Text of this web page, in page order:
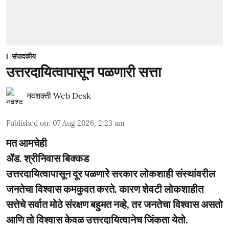
संपादकीय
उत्तरदायित्वापासून पळणारी सत्ता
नवशक्ती Web Desk
Published on: 07 Aug 2026, 2:23 am
मत आमचेही
ॲड. श्रीनिवास बिक्कड
उत्तरदायित्वापासून दूर पळणारे सरकार लोकशाही संस्थांवरील
जनतेचा विश्वास कमकुवत करते. कारण शेवटी लोकशाहीत
सत्तेचे सर्वात मोठे संरक्षण बहुमत नव्हे, तर जनतेचा विश्वास असतो
आणि तो विश्वास केवळ उत्तरदायित्वानेच जिंकता येतो.